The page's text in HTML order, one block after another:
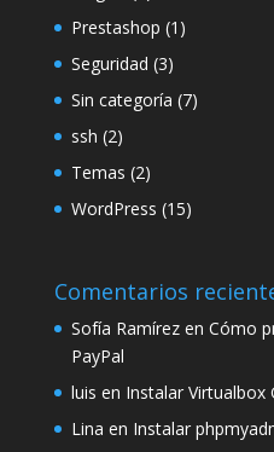
Prestashop (1)
Seguridad (3)
Sin categoría (7)
ssh (2)
Temas (2)
WordPress (15)
Comentarios
Sofía Ramírezen Cómo
PayPal
luis en Instalar Virtualbox
Lina en Instalar